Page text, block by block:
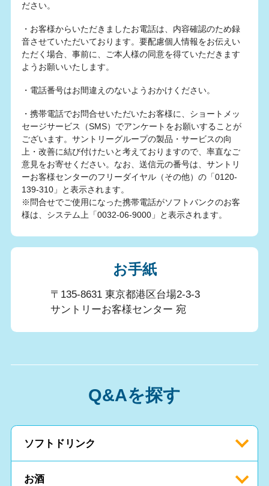
ださい。
・お客様からいただきましたお電話は、内容確認のため録
音させていただいております。要配慮個人情報をお伝えい
ただく場合、事前に、ご本人様の同意を得ていただきます
ようお願いいたします。
・電話番号はお間違えのないようおかけください。
・携帯電話でお問合せいただいたお客様に、ショートメッ
セージサービス（SMS）でアンケートをお願いすることが
ございます。サントリーグループの製品・サービスの向
上・改善に結び付けたいと考えておりますので、率直なご
意見をお寄せください。なお、送信元の番号は、サントリ
ーお客様センターのフリーダイヤル（その他）の「0120-
139-310」と表示されます。
※問合せでご使用になった携帯電話がソフトバンクのお客
様は、システム上「0032-06-9000」と表示されます。
お手紙
〒135-8631 東京都港区台場2-3-3
サントリーお客様センター 宛
Q&Aを探す
ソフトドリンク
お酒